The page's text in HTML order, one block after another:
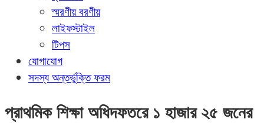
স্মরণীয় বরণীয়
লাইফস্টাইল
টিপস
যোগাযোগ
সদস্য অন্তর্ভুক্তি ফরম
প্রাথমিক শিক্ষা অধিদফতরে ১ হাজার ২৫ জনের